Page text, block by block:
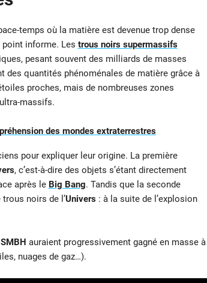
temps où la matière est devenue trop dense
point informe. Les trous noirs supermassifs
pesant souvent des milliards de masses
des quantités phénoménales de matière grâce à
proches, mais de nombreuses zones
massifs.
des mondes extraterrestres
pour expliquer leur origine. La première
, c’est-à-dire des objets s’étant directement
après le Big Bang. Tandis que la seconde
noirs de l’Univers : à la suite de l’explosion
SMBH auraient progressivement gagné en masse à
nuages de gaz…).